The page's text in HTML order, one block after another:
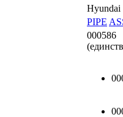
Hyundai
PIPE
000586